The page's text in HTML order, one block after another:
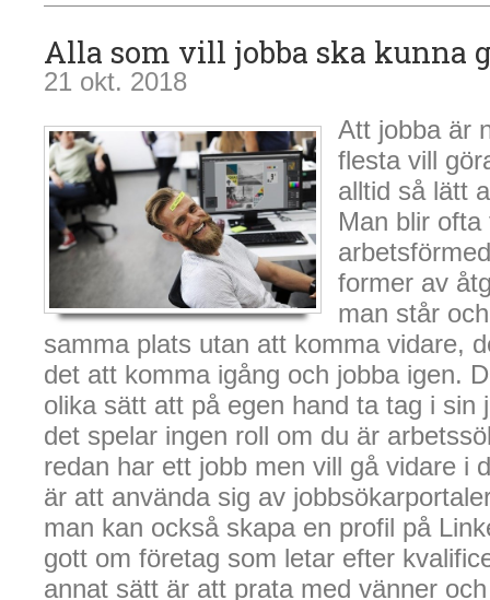
Alla som vill jobba ska kunna
21 okt. 2018
Att jobba är
flesta vill
alltid så lätt
Man blir ofta
former av
man står
samma plats utan att komma vidare,
det att komma igång och jobba igen.
olika sätt att på egen hand ta tag i sin
det spelar ingen roll om du är
redan har ett jobb men vill gå vidare i
är att använda sig av
man kan också skapa en profil på
gott om företag som letar efter
annat sätt är att prata med vänner